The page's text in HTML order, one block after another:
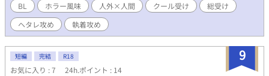
BL ホラー風味 人外×人間 クール受け
総受け
ヘタレ攻め
執着攻め
9
短編 完結 R18
お気に入り : 7 24h.ポイント : 14